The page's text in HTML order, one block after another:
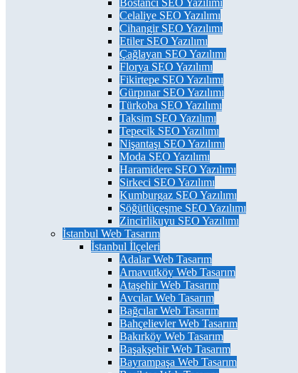
Bostancı SEO Yazılımı
Celaliye SEO Yazılımı
Cihangir SEO Yazılımı
Etiler SEO Yazılımı
Çağlayan SEO Yazılımı
Florya SEO Yazılımı
Fikirtepe SEO Yazılımı
Gürpınar SEO Yazılımı
Türkoba SEO Yazılımı
Taksim SEO Yazılımı
Tepecik SEO Yazılımı
Nişantaşı SEO Yazılımı
Moda SEO Yazılımı
Haramidere SEO Yazılımı
Sirkeci SEO Yazılımı
Kumburgaz SEO Yazılımı
Söğütlüçeşme SEO Yazılımı
Zincirlikuyu SEO Yazılımı
İstanbul Web Tasarım
İstanbul İlçeleri
Adalar Web Tasarım
Arnavutköy Web Tasarım
Ataşehir Web Tasarım
Avcılar Web Tasarım
Bağcılar Web Tasarım
Bahçelievler Web Tasarım
Bakırköy Web Tasarım
Başakşehir Web Tasarım
Bayrampaşa Web Tasarım